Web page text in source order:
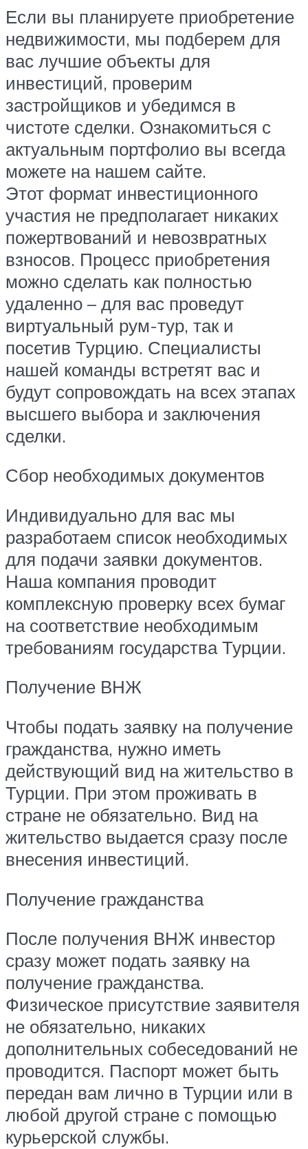
Если вы планируете приобретение
недвижимости, мы подберем для
вас лучшие объекты для
инвестиций, проверим
застройщиков и убедимся в
чистоте сделки. Ознакомиться с
актуальным портфолио вы всегда
можете на нашем сайте.
Этот формат инвестиционного
участия не предполагает никаких
пожертвований и невозвратных
взносов. Процесс приобретения
можно сделать как полностью
удаленно – для вас проведут
виртуальный рум-тур, так и
посетив Турцию. Специалисты
нашей команды встретят вас и
будут сопровождать на всех этапах
высшего выбора и заключения
сделки.
Сбор необходимых документов
Индивидуально для вас мы
разработаем список необходимых
для подачи заявки документов.
Наша компания проводит
комплексную проверку всех бумаг
на соответствие необходимым
требованиям государства Турции.
Получение ВНЖ
Чтобы подать заявку на получение
гражданства, нужно иметь
действующий вид на жительство в
Турции. При этом проживать в
стране не обязательно. Вид на
жительство выдается сразу после
внесения инвестиций.
Получение гражданства
После получения ВНЖ инвестор
сразу может подать заявку на
получение гражданства.
Физическое присутствие заявителя
не обязательно, никаких
дополнительных собеседований не
проводится. Паспорт может быть
передан вам лично в Турции или в
любой другой стране с помощью
курьерской службы.